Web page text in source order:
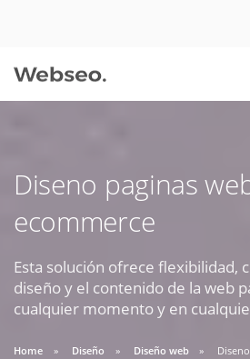
Diseno paginas
ecommerce
Esta solución ofrece flexibilidad,
diseño y el contenido de la web
cualquier momento y en
Home Diseño Diseño web
09:30 AM A 18:30 PM
soporte@webseo.cl